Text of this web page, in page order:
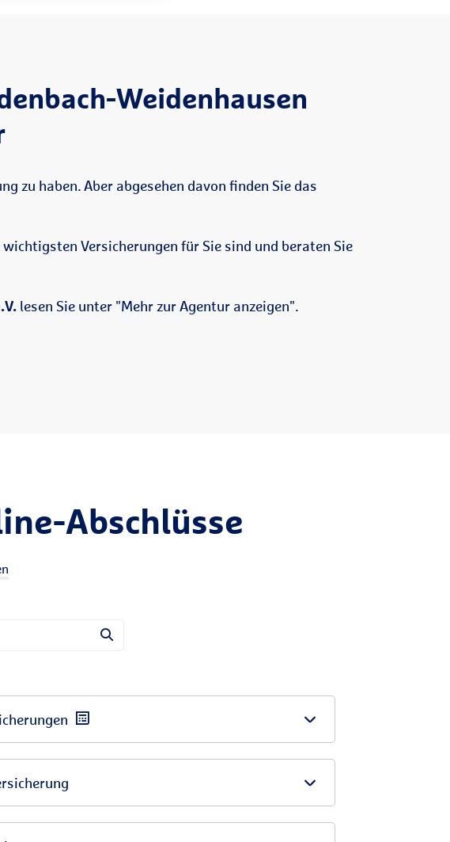
Weidenhausen
zu haben. Aber abgesehen davon finden Sie das
Versicherungen für Sie sind und beraten Sie
lesen Sie unter "Mehr zur Agentur anzeigen".
Abschlüsse